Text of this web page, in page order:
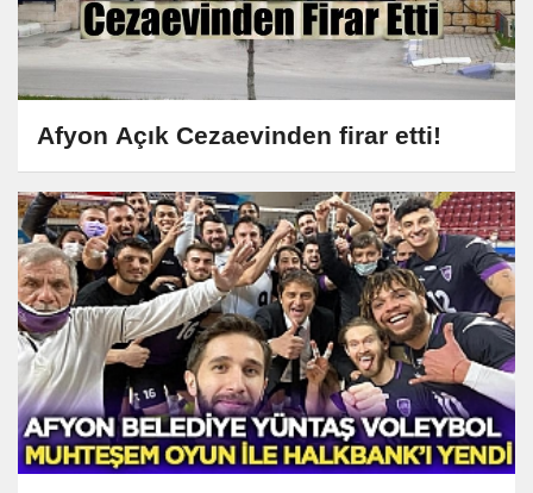
Afyon Açık Cezaevinden firar etti!